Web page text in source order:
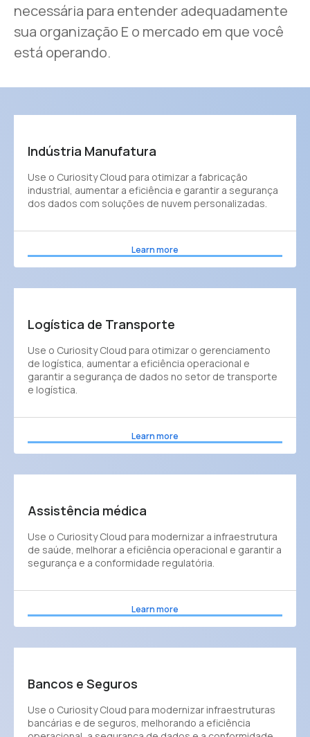
necessária para entender adequadamente
sua organização E o mercado em que você
está operando.
Indústria Manufatura
Use o Curiosity Cloud para otimizar a fabricação
industrial, aumentar a eficiência e garantir a segurança
dos dados com soluções de nuvem personalizadas.
Learn more
Logística de Transporte
Use o Curiosity Cloud para otimizar o gerenciamento
de logística, aumentar a eficiência operacional e
garantir a segurança de dados no setor de transporte
e logística.
Learn more
Assistência médica
Use o Curiosity Cloud para modernizar a infraestrutura
de saúde, melhorar a eficiência operacional e garantir a
segurança e a conformidade regulatória.
Learn more
Bancos e Seguros
Use o Curiosity Cloud para modernizar infraestruturas
bancárias e de seguros, melhorando a eficiência